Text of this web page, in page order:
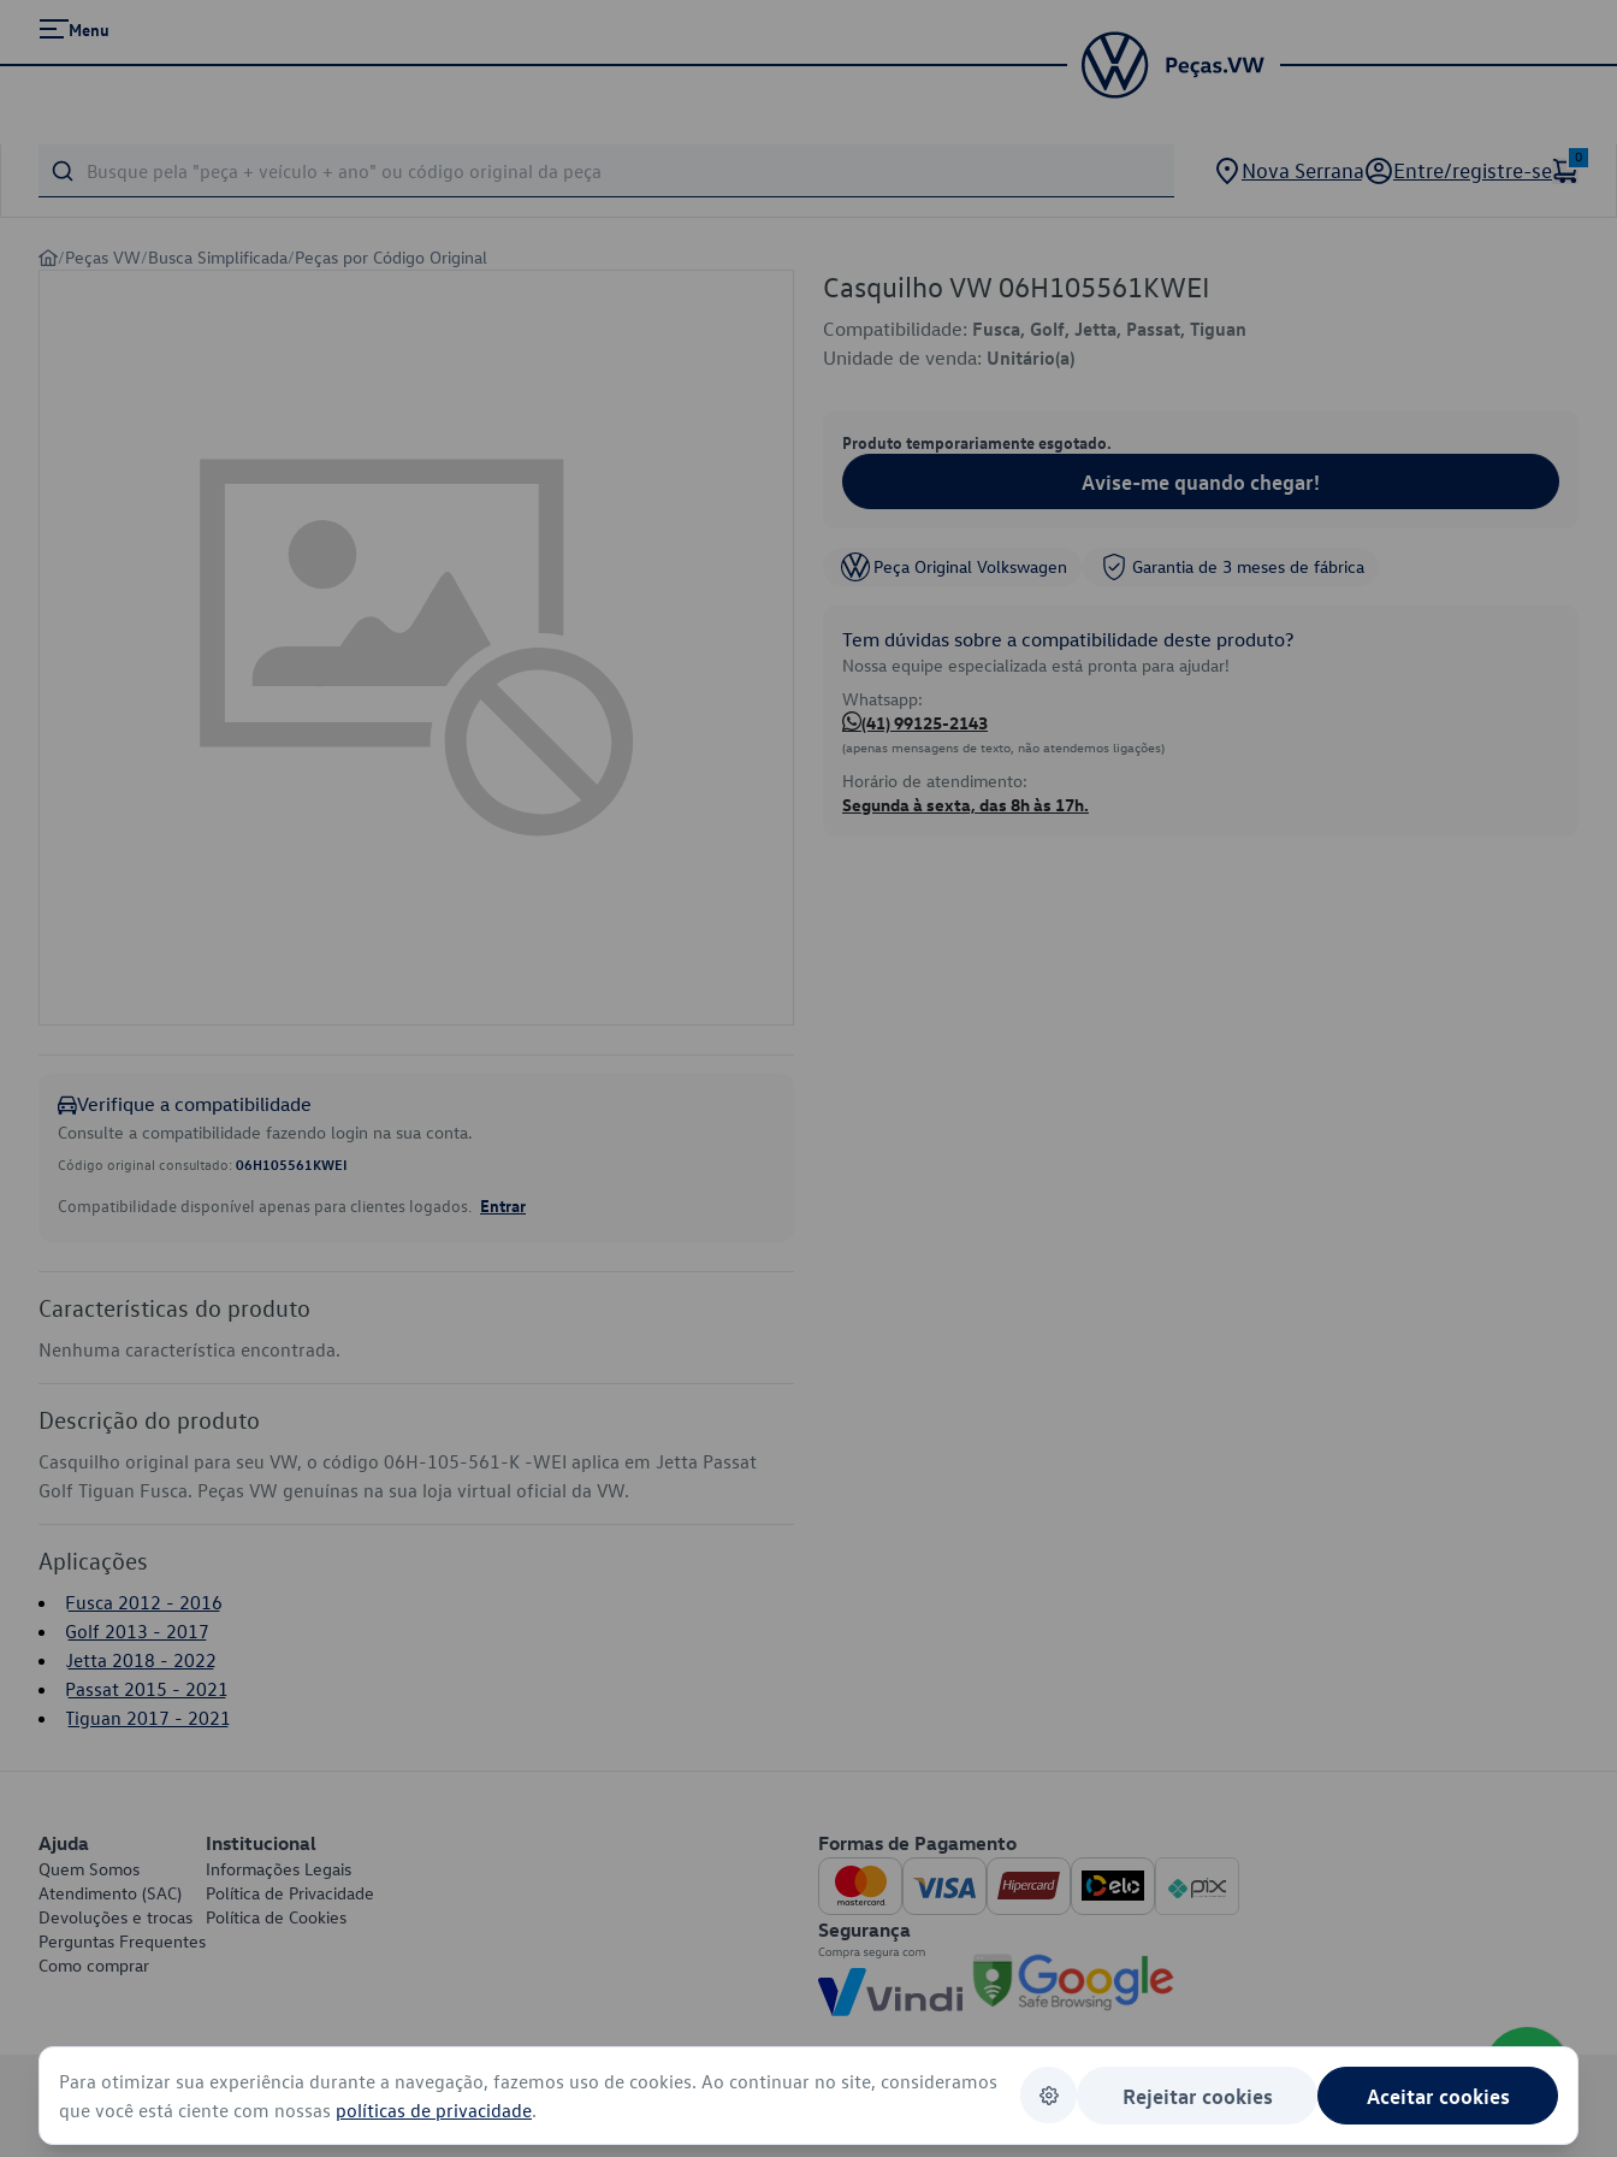
Menu
Nova Serrana Entre/registre-se
0
/Peças VW/Busca Simplificada/Peças por Código Original
Verifique a compatibilidade
Consulte a compatibilidade fazendo login na sua conta.
Código original consultado: 06H105561KWEI
Compatibilidade disponível apenas para clientes logados. Entrar
Características do produto
Nenhuma característica encontrada.
Descrição do produto
Casquilho original para seu VW, o código 06H-105-561-K -WEI aplica em Jetta Passat
Golf Tiguan Fusca. Peças VW genuínas na sua loja virtual oficial da VW.
Aplicações
Fusca 2012 - 2016
Golf 2013 - 2017
Jetta 2018 - 2022
Passat 2015 - 2021
Tiguan 2017 - 2021
Casquilho VW 06H105561KWEI
Compatibilidade: Fusca, Golf, Jetta, Passat, Tiguan
Unidade de venda: Unitário(a)
Produto temporariamente esgotado.
Avise-me quando chegar!
Peça Original Volkswagen Garantia de 3 meses de fábrica
Tem dúvidas sobre a compatibilidade deste produto?
Nossa equipe especializada está pronta para ajudar!
Whatsapp:
(41) 99125-2143
(apenas mensagens de texto, não atendemos ligações)
Horário de atendimento:
Segunda à sexta, das 8h às 17h.
Ajuda
Quem Somos
Atendimento (SAC)
Devoluções e trocas
Perguntas Frequentes
Como comprar
Institucional
Informações Legais
Política de Privacidade
Política de Cookies
Formas de Pagamento
Segurança
© 2026 - Volkswagen do Brasil - Todos os direitos reservados
Para otimizar sua experiência durante a navegação, fazemos uso de cookies. Ao continuar no site, consideramos
que você está ciente com nossas políticas de privacidade.
Rejeitar cookies Aceitar cookies